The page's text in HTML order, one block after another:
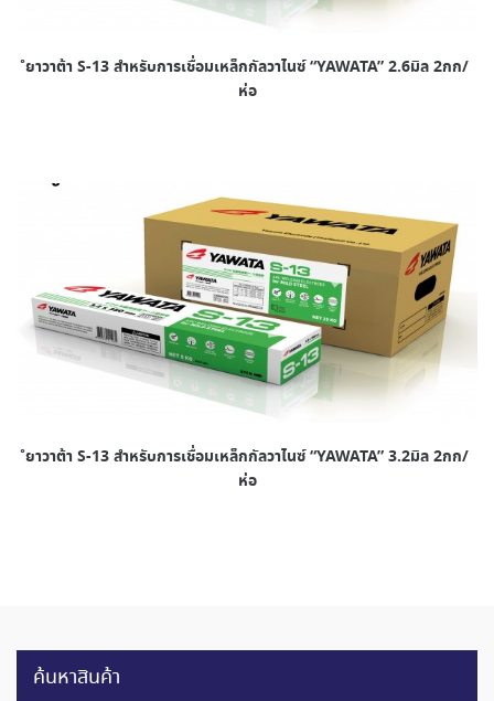
ํยาวาต้า S-13 สำหรับการเชื่อมเหล็กกัลวาไนซ์ “YAWATA” 2.6มิล 2กก/
ห่อ
ํยาวาต้า S-13 สำหรับการเชื่อมเหล็กกัลวาไนซ์ “YAWATA” 3.2มิล 2กก/
ห่อ
ค้นหาสินค้า